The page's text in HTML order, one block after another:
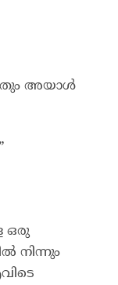
അയാൾ
ഒരു
നിന്നും